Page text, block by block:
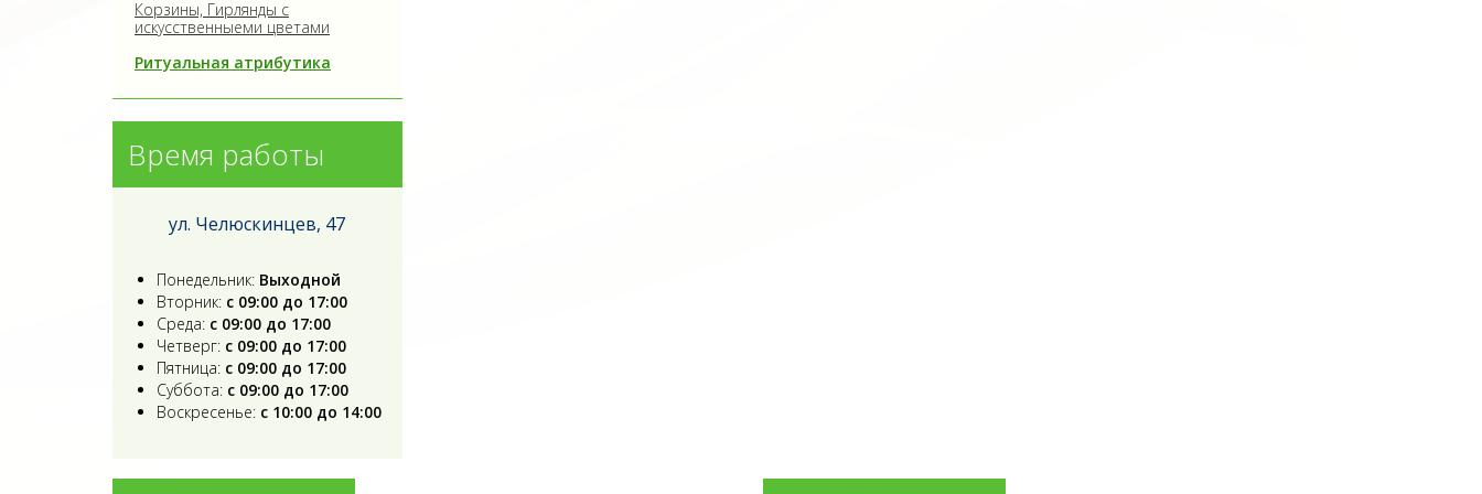
Корзины, Гирлянды с
искусственныеми цветами
Ритуальная атрибутика
Время работы
ул. Челюскинцев, 47
Понедельник: Выходной
Вторник: с 09:00 до 17:00
Среда: с 09:00 до 17:00
Четверг: с 09:00 до 17:00
Пятница: с 09:00 до 17:00
Суббота: с 09:00 до 17:00
Воскресенье: с 10:00 до 14:00